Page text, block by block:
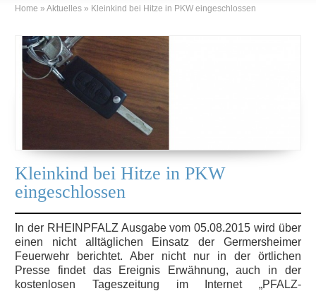
Home » Aktuelles » Kleinkind bei Hitze in PKW eingeschlossen
Kleinkind bei Hitze in PKW
eingeschlossen
In der RHEINPFALZ Ausgabe vom 05.08.2015 wird über
einen nicht alltäglichen Einsatz der Germersheimer
Feuerwehr berichtet. Aber nicht nur in der örtlichen
Presse findet das Ereignis Erwähnung, auch in der
kostenlosen Tageszeitung im Internet „PFALZ-